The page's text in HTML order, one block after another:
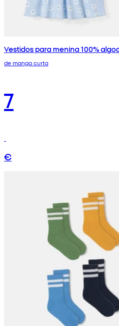
Vestidos para menina 100%
de manga curta
7
€